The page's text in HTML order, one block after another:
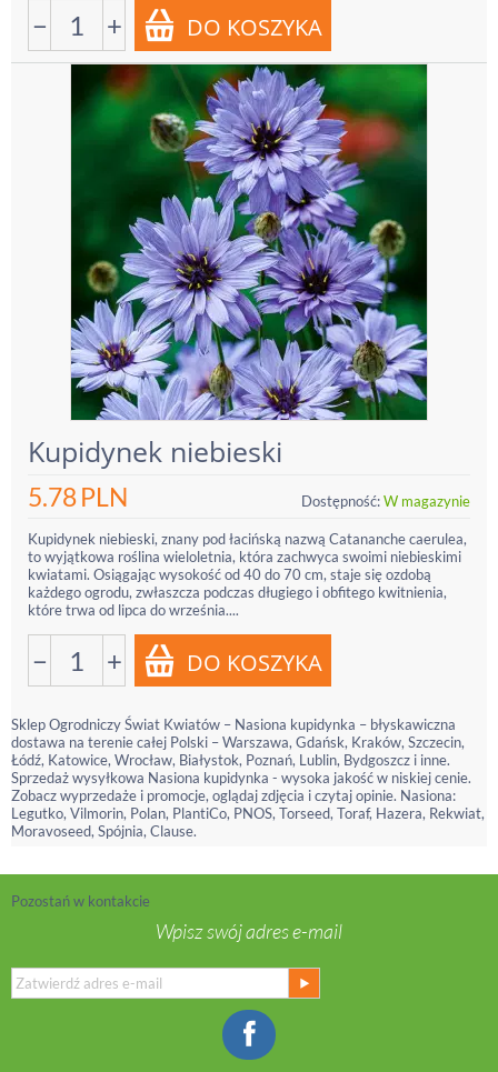
− +
Kupidynek niebieski
5.78PLN Dostępność:W magazynie
Kupidynek niebieski, znany pod łacińską nazwą Catananche caerulea,
to wyjątkowa roślina wieloletnia, która zachwyca swoimi niebieskimi
kwiatami. Osiągając wysokość od 40 do 70 cm, staje się ozdobą
każdego ogrodu, zwłaszcza podczas długiego i obfitego kwitnienia,
które trwa od lipca do września....
− +
Sklep Ogrodniczy Świat Kwiatów – Nasiona kupidynka – błyskawiczna
dostawa na terenie całej Polski – Warszawa, Gdańsk, Kraków, Szczecin,
Łódź, Katowice, Wrocław, Białystok, Poznań, Lublin, Bydgoszcz i inne.
Sprzedaż wysyłkowa Nasiona kupidynka - wysoka jakość w niskiej cenie.
Zobacz wyprzedaże i promocje, oglądaj zdjęcia i czytaj opinie. Nasiona:
Legutko, Vilmorin, Polan, PlantiCo, PNOS, Torseed, Toraf, Hazera, Rekwiat,
Moravoseed, Spójnia, Clause.
Pozostań w kontakcie
Wpisz swój adres e-mail